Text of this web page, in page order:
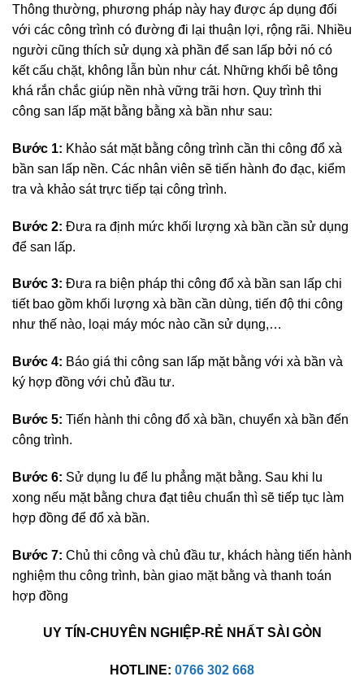
Thông thường, phương pháp này hay được áp dụng đối
với các công trình có đường đi lại thuận lợi, rộng rãi. Nhiều
người cũng thích sử dụng xà phần để san lấp bởi nó có
kết cấu chặt, không lẫn bùn như cát. Những khối bê tông
khá rắn chắc giúp nền nhà vững trãi hơn. Quy trình thi
công san lấp mặt bằng bằng xà bần như sau:
Bước 1: Khảo sát mặt bằng công trình cần thi công đổ xà
bần san lấp nền. Các nhân viên sẽ tiến hành đo đạc, kiểm
tra và khảo sát trực tiếp tại công trình.
Bước 2: Đưa ra định mức khối lượng xà bần cần sử dụng
để san lấp.
Bước 3: Đưa ra biện pháp thi công đổ xà bần san lấp chi
tiết bao gồm khối lượng xà bần cần dùng, tiến độ thi công
như thế nào, loại máy móc nào cần sử dụng,…
Bước 4: Báo giá thi công san lấp mặt bằng với xà bần và
ký hợp đồng với chủ đầu tư.
Bước 5: Tiến hành thi công đổ xà bần, chuyển xà bần đến
công trình.
Bước 6: Sử dụng lu để lu phẳng mặt bằng. Sau khi lu
xong nếu mặt bằng chưa đạt tiêu chuẩn thì sẽ tiếp tục làm
hợp đồng để đổ xà bần.
Bước 7: Chủ thi công và chủ đầu tư, khách hàng tiến hành
nghiệm thu công trình, bàn giao mặt bằng và thanh toán
hợp đồng
UY TÍN-CHUYÊN NGHIỆP-RẺ NHẤT SÀI GÒN
HOTLINE: 0766 302 668